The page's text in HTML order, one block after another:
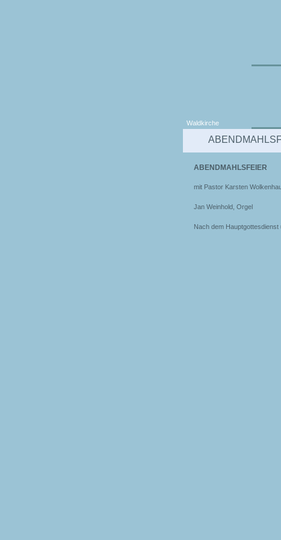
Waldkirche
ABENDMAHLSFEIER
mit Pastor Karsten
Jan Weinhold, Orgel
Nach dem Hauptgottesdienst